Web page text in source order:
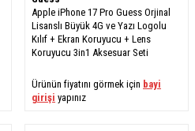
Apple iPhone 17 Pro Guess Orjinal
Lisanslı Büyük 4G ve Yazı Logolu
Kılıf + Ekran Koruyucu + Lens
Koruyucu 3in1 Aksesuar Seti
Ürünün fiyatını görmek için bayi
girişi yapınız